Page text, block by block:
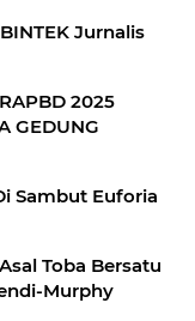
Jurnalis
GEDUNG
Sambut Euforia
Toba Bersatu
Murphy